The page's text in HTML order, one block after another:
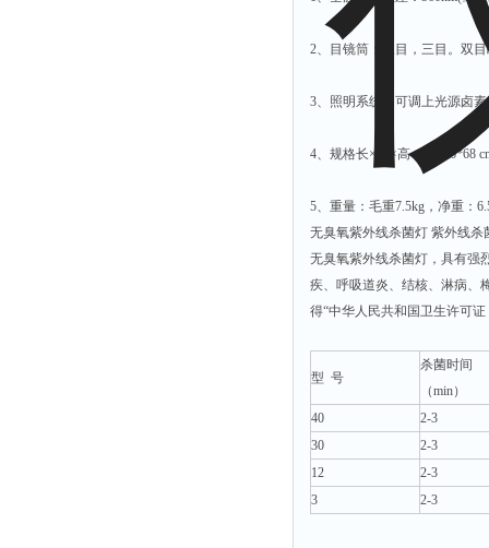
2、目镜筒：双目，三目。双
3、照明系统：可调上光源卤
4、规格长×宽×高：40*46*68
5、重量：毛重7.5kg，净重：
无臭氧紫外线杀菌灯 紫外线杀
无臭氧紫外线杀菌灯，具有强
疾、呼吸道炎、结核、淋病、
得“中华人民共和国卫生许可证
型 号
杀菌时间
（min）
40
2-3
30
2-3
12
2-3
3
2-3